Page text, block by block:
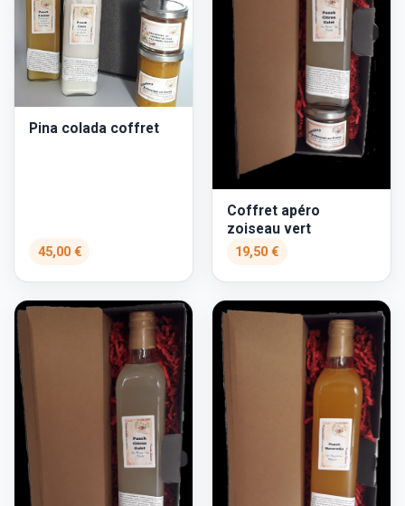
Pina colada coffret
45,00 €
Coffret apéro
zoiseau vert
19,50 €